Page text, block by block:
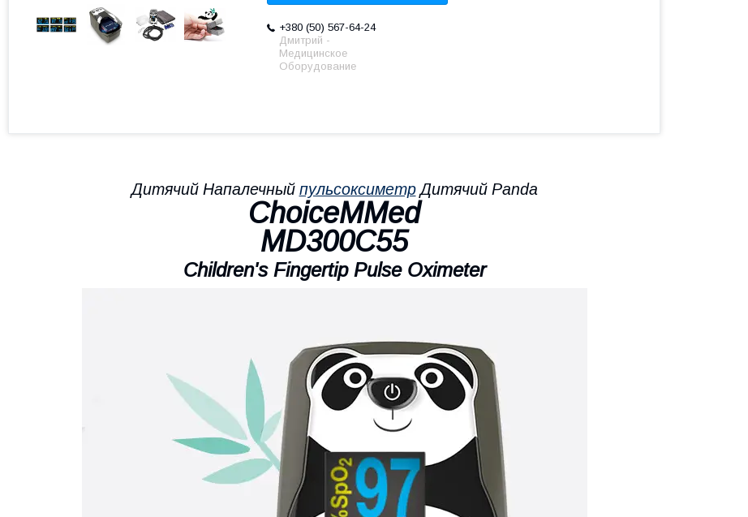
+380 (50) 567-64-24
Дмитрий -
Медицинское
Оборудование
Дитячий Напалечный пульсоксиметрДитячий Panda
ChoiceMMed
MD300C55
Children's Fingertip Pulse Oximeter